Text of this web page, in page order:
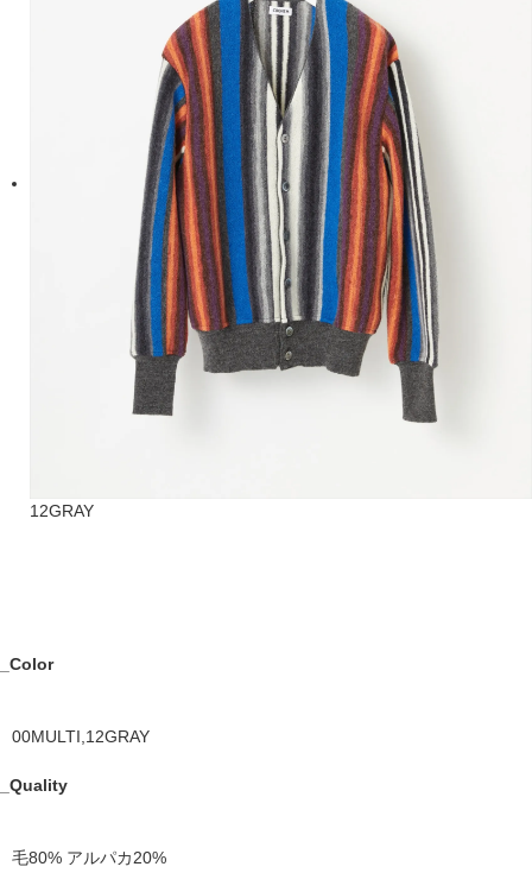
12GRAY
_Color
00MULTI,12GRAY
_Quality
毛80% アルパカ20%